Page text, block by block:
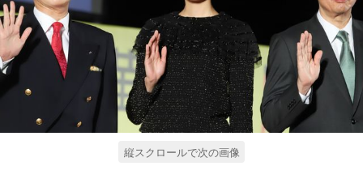
縦スクロールで次の画像